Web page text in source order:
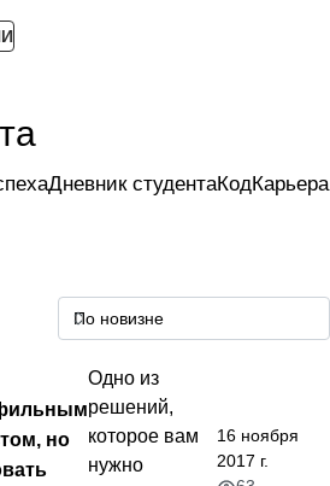
Дневник студентаКодКарьера
но
Одно из
решений,
которое вам
нужно
16 ноября
2017 г.